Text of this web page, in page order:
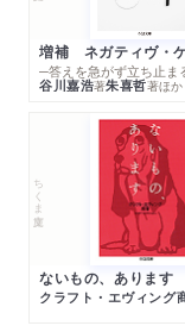
─答えを急がず立ち止ま
谷川嘉浩著朱喜哲著ほか
ちくま文庫
ないもの、あります
クラフト・エヴィング